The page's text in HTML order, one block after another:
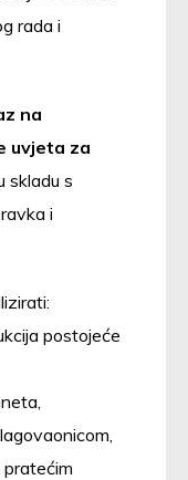
rada i
na
uvjeta za
u skladu s
i
postojeće